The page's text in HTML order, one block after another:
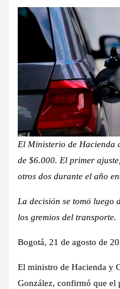
El Ministerio de Hacienda
de $6.000. El primer
otros dos durante el año
La decisión se tomó luego
los gremios del transporte.
Bogotá, 21 de agosto de
El ministro de Hacienda y
González, confirmó que el